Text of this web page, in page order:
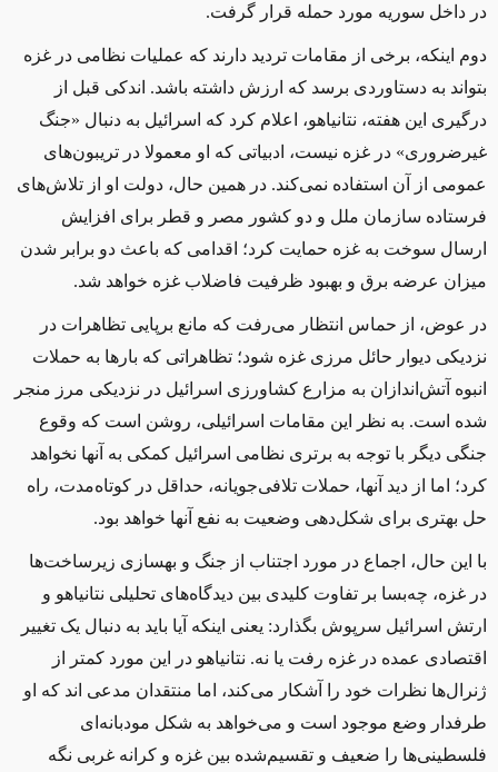
در داخل سوریه مورد حمله قرار گرفت.
دوم اینکه، برخی از مقامات تردید دارند که عملیات نظامی در غزه
بتواند به دستاوردی برسد که ارزش داشته باشد. اندکی قبل از
درگیری این هفته، نتانیاهو، اعلام کرد که اسرائیل به دنبال «جنگ
غیرضروری» در غزه نیست، ادبیاتی که او معمولا در تریبون‌های
عمومی از آن استفاده نمی‌کند. در همین حال، دولت او از تلاش‌های
فرستاده سازمان ملل و دو کشور مصر و قطر برای افزایش
ارسال سوخت به غزه حمایت کرد؛ اقدامی که باعث دو برابر شدن
میزان عرضه برق و بهبود ظرفیت فاضلاب غزه خواهد شد.
در عوض، از حماس انتظار می‌رفت که مانع برپایی تظاهرات در
نزدیکی دیوار حائل مرزی غزه شود؛ تظاهراتی که بارها به حملات
انبوه آتش‌اندازان به مزارع کشاورزی اسرائیل در نزدیکی مرز منجر
شده است. به نظر این مقامات اسرائیلی، روشن است که وقوع
جنگی دیگر با توجه به برتری نظامی اسرائیل کمکی به آنها نخواهد
کرد؛ اما از دید آنها، حملات تلافی‌جویانه، حداقل در کوتاه‌مدت، راه
حل بهتری برای شکل‌دهی وضعیت به نفع آنها خواهد بود.
با این حال، اجماع در مورد اجتناب از جنگ و بهسازی زیرساخت‌ها
در غزه، چه‌بسا بر تفاوت کلیدی بین دیدگاه‌های تحلیلی نتانیاهو و
ارتش اسرائیل سرپوش بگذارد: یعنی اینکه آیا باید به دنبال یک تغییر
اقتصادی عمده در غزه رفت یا نه. نتانیاهو در این مورد کمتر از
ژنرال‌ها نظرات خود را آشکار می‌کند، اما منتقدان مدعی‌ اند که او
طرفدار وضع موجود است و می‌خواهد به شکل مودبانه‌ای
فلسطینی‌ها را ضعیف و تقسیم‌شده بین غزه و کرانه غربی نگه